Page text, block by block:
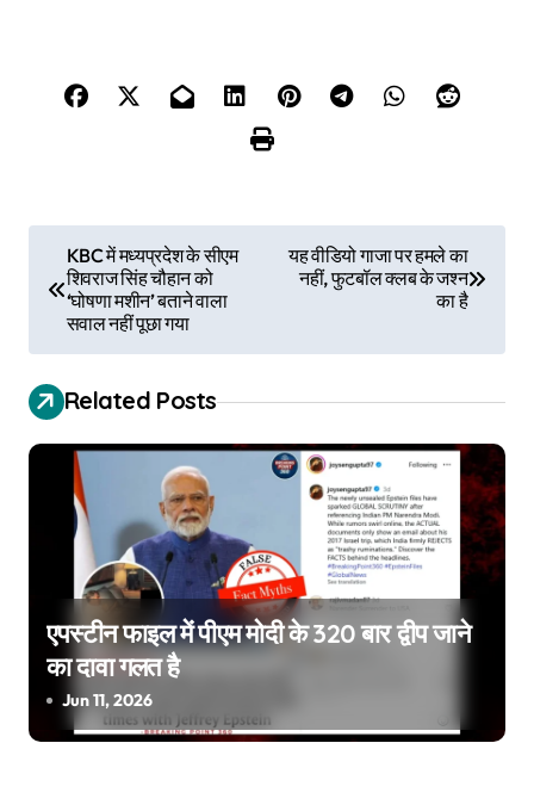
s
t
n
g
a
t
KBC में मध्यप्रदेश के सीएम
शिवराज सिंह चौहान को
‘घोषणा मशीन’ बताने वाला
सवाल नहीं पूछा गया
यह वीडियो गाजा पर हमले का
नहीं, फुटबॉल क्लब के जश्न
का है
Related Posts
एपस्टीन फाइल में पीएम मोदी के 320 बार द्वीप जाने
का दावा गलत है
Jun 11, 2026